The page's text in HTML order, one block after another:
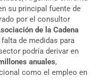
su principal fuente de
por el consultor
de la Cadena
falta de medidas para
podría derivar en
anuales,
como el empleo en